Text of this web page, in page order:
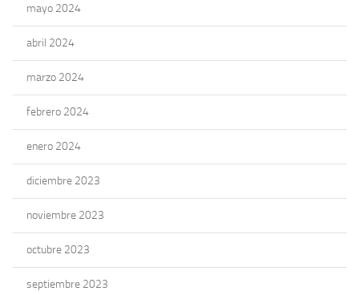
mayo 2024
abril 2024
marzo 2024
febrero 2024
enero 2024
diciembre 2023
noviembre 2023
octubre 2023
septiembre 2023